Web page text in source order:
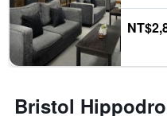
Bristol